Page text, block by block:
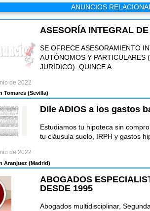
ANUNCIOS
ASESORÍA INTEGRAL
SE OFRECE ASESORAMIENTO
AUTÓNOMOS Y PARTICULARES
JURÍDICO). QUINCE A
de 2022
Tomares(Sevilla)
Dile ADIOS a los gastos
Estudiamos tu hipoteca sin
tu cláusula suelo, IRPH y gastos
de 2022
Aranjuez (Madrid)
ABOGADOS
DESDE 1995
Abogados multidisciplinar,